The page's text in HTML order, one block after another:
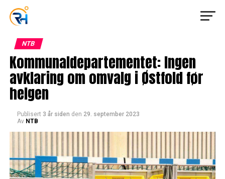
NTB
Kommunaldepartementet: Ingen
avklaring om omvalg i Østfold før
helgen
Publisert 3 år siden den 29. september 2023
Av NTB